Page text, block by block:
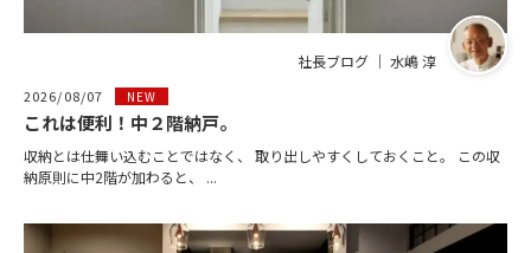
社長ブログ ｜ 水嶋 淳
2026/08/07 NEW
これは便利！中２階納戸。
収納とは仕舞い込むことではなく、 取り出しやすくしておくこと。 この収
納原則に中2階が加わると、 ...